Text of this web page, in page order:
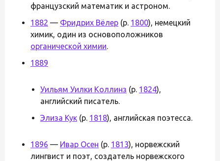
французский математик и астроном.
1882 — Фридрих Вёлер (р. 1800), немецкий
химик, один из основоположников
органической химии.
1889
Уильям Уилки Коллинз (р. 1824),
английский писатель.
Элиза Кук (р. 1818), английская поэтесса.
1896 — Ивар Осен (р. 1813), норвежский
лингвист и поэт, создатель норвежского